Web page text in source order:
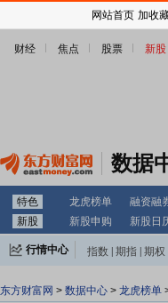
财经 焦点 股票 新股
数据
特色 龙虎榜单 融资融
新股
新股申购 新股日
行情中心 指数 期指 期权
东方财富网 > 数据中心 > 龙虎榜单
网站首页 加收